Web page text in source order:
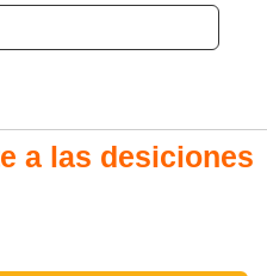
a las desiciones